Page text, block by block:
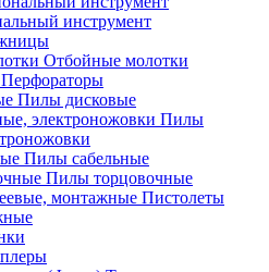
инструмент
Отбойные молотки
Перфораторы
Пилы дисковые
Пилы
Пилы сабельные
Пилы торцовочные
Пистолеты